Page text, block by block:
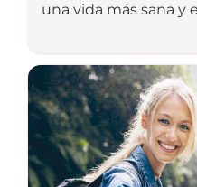
una vida más sana y